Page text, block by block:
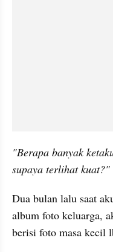
"Berapa banyak
supaya terlihat kuat?"
Dua bulan lalu saat
album foto keluarga,
berisi foto masa kecil